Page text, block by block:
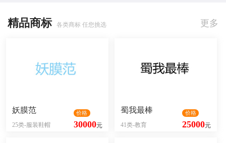
精品商标 各类商标 任您挑选 更多
妖膜范
25类-服装鞋帽 30000元
价格 蜀我最棒
41类-教育 25000元
价格